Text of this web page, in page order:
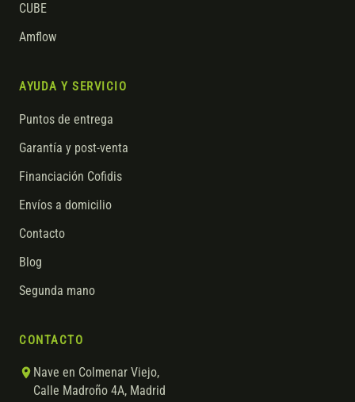
CUBE
Amflow
AYUDA Y SERVICIO
Puntos de entrega
Garantía y post-venta
Financiación Cofidis
Envíos a domicilio
Contacto
Blog
Segunda mano
CONTACTO
Nave en Colmenar Viejo,
Calle Madroño 4A, Madrid